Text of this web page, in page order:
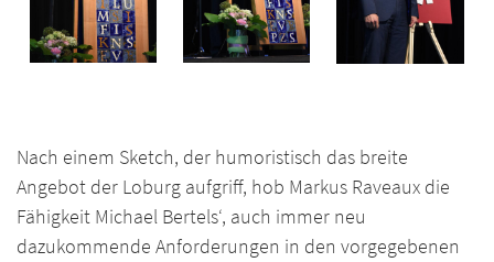
Nach einem Sketch, der humoristisch das breite
Angebot der Loburg aufgriff, hob Markus Raveaux die
Fähigkeit Michael Bertels‘, auch immer neu
dazukommende Anforderungen in den vorgegebenen